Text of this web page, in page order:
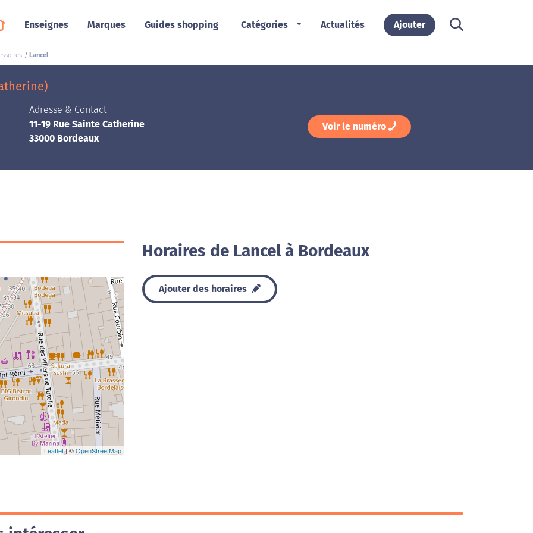
Enseignes Marques Guides shopping Catégories Actualités Ajouter
Lancel
Adresse & Contact
11-19 Rue Sainte Catherine
33000 Bordeaux
Voir le numéro
Leaflet| ©OpenStreetMap
Horaires de Lancel à Bordeaux
Ajouter des horaires